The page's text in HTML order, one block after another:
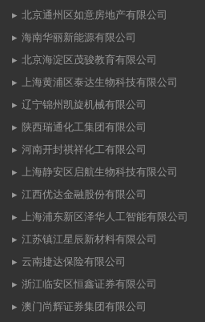
北京通州区如意房地产有限公司
海南华丽新能源有限公司
北京海淀区茂骏教育有限公司
上海黄浦区泰达生物科技有限公司
辽宁锦州凯旋机械有限公司
陕西瑞通化工集团有限公司
河南开封祺祥化工有限公司
上海静安区启航生物科技有限公司
江西优达金融股份有限公司
上海浦东新区泽华人工智能有限公司
江苏镇江星辰新材料有限公司
云南捷达保险有限公司
浙江临安区恒鑫证券有限公司
澳门尚辉证券集团有限公司